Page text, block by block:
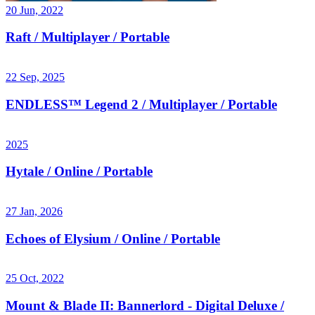
20 Jun, 2022
Raft / Multiplayer / Portable
22 Sep, 2025
ENDLESS™ Legend 2 / Multiplayer / Portable
2025
Hytale / Online / Portable
27 Jan, 2026
Echoes of Elysium / Online / Portable
25 Oct, 2022
Mount & Blade II: Bannerlord - Digital Deluxe /